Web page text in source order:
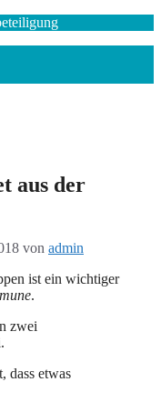
aus der
von admin
ist ein wichtiger
.
zwei
dass etwas